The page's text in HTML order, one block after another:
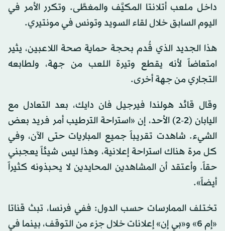
داخل ملعب أتلانتا المكيَّف والمغطَّى. وتكرر الأمر في
اليوم السابق خلال لقاء السويد وتونس في مونتيري.
هذا الجديد الذي قُدم بحجة حماية صحة اللاعبين، يثير
امتعاضاً لأنه يقطع وتيرة اللعب من جهة، ولطابعه
التجاري من جهة أخرى.
وقال قائد هولندا فيرجيل فان دايك، بعد التعادل مع
اليابان (2-2) الأحد، إن «استراحة الترطيب أمر فريد بعض
الشيء. شاهدت تقريباً جميع المباريات حتى الآن، وفي
كل مرة هناك استراحة إعلانية، وهذا ليس شيئاً يعجبني
حقاً. وأعتقد أن المشاهدين المحايدين لا يحبذونه كثيراً
أيضاً».
تختلف الممارسات حسب الدول: ففي فرنسا، تبث قناتا
«إم 6» و«بي إن» إعلانات خلال جزء من التوقف، بينما في